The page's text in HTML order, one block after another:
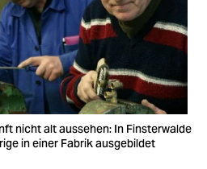
nicht alt aussehen: In Finsterwalde
in einer Fabrik ausgebildet